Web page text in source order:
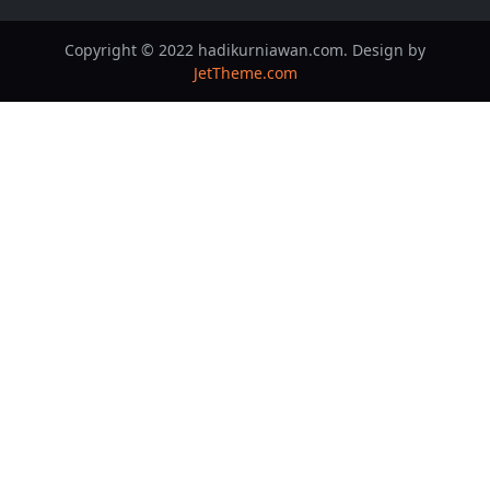
Copyright © 2022 hadikurniawan.com. Design by
JetTheme.com